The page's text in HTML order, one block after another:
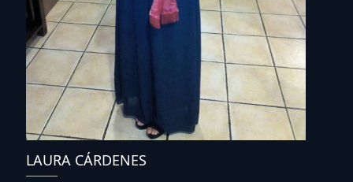
LAURA CÁRDENES